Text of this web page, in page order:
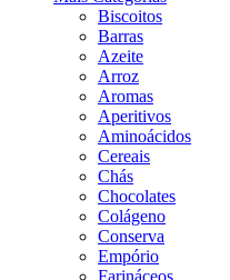
Biscoitos
Barras
Azeite
Arroz
Aromas
Aperitivos
Aminoácidos
Cereais
Chás
Chocolates
Colágeno
Conserva
Empório
Farináceos